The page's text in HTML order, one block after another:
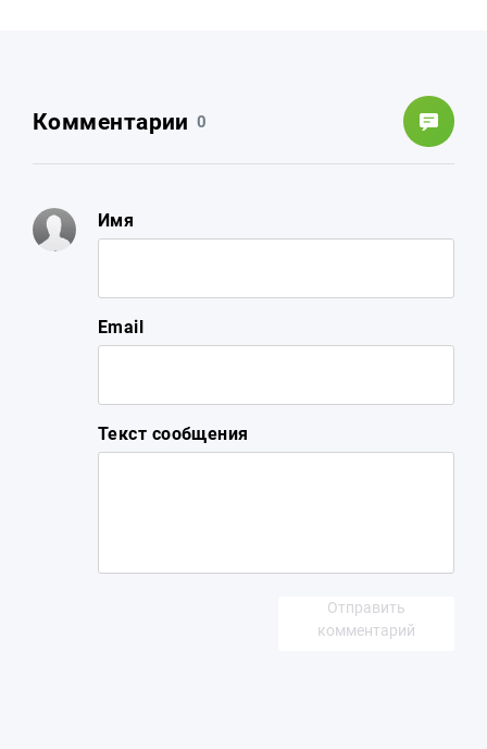
Комментарии 0
Имя
Email
Текст сообщения
Отправить
комментарий